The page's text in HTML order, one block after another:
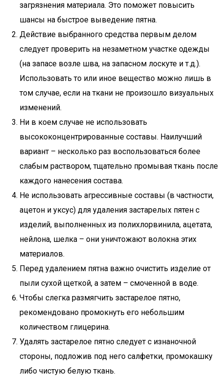
загрязнения материала. Это поможет повысить
шансы на быстрое выведение пятна.
Действие выбранного средства первым делом
следует проверить на незаметном участке одежды
(на запасе возле шва, на запасном лоскуте и т.д.).
Использовать то или иное вещество можно лишь в
том случае, если на ткани не произошло визуальных
изменений.
Ни в коем случае не использовать
высококонцентрированные составы. Наилучший
вариант – несколько раз воспользоваться более
слабым раствором, тщательно промывая ткань после
каждого нанесения состава.
Не использовать агрессивные составы (в частности,
ацетон и уксус) для удаления застарелых пятен с
изделий, выполненных из полихлорвинила, ацетата,
нейлона, шелка – они уничтожают волокна этих
материалов.
Перед удалением пятна важно очистить изделие от
пыли сухой щеткой, а затем – смоченной в воде.
Чтобы слегка размягчить застарелое пятно,
рекомендовано промокнуть его небольшим
количеством глицерина.
Удалять застарелое пятно следует с изнаночной
стороны, подложив под него салфетки, промокашку
либо чистую белую ткань.